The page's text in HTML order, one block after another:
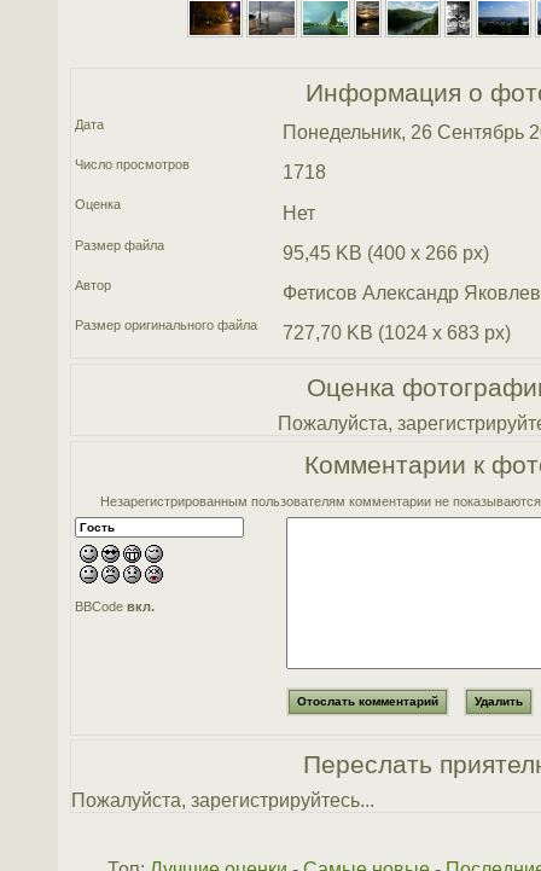
Информация о
Дата Понедельник, 26 Сентябрь
Число просмотров 1718
Оценка Нет
Размер файла 95,45 KB (400 x 266 px)
Автор Фетисов Александр
Размер оригинального файла 727,70 KB (1024 x 683 px)
Оценка
Пожалуйста,
Комментарии к
Незарегистрированным пользователям комментарии не
BBCodeвкл.
Переслать
Пожалуйста, зарегистрируйтесь...